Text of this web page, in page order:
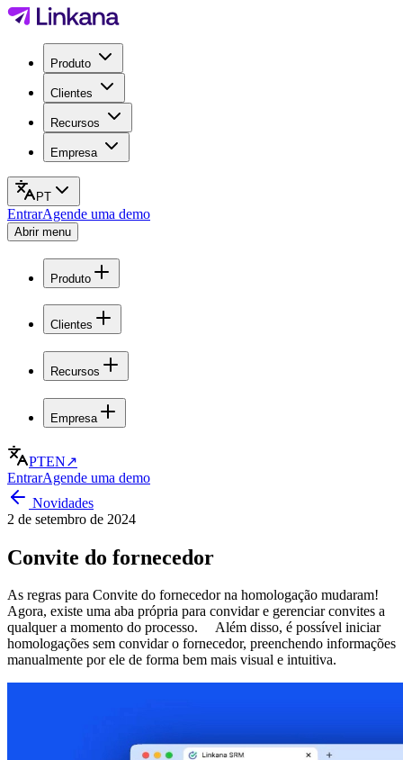
Produto
Clientes
Recursos
Empresa
PT
EntrarAgende uma demo
Abrir menu
Produto
Clientes
Recursos
Empresa
PTEN↗
EntrarAgende uma demo
Novidades
2 de setembro de 2024
Convite do fornecedor
As regras para Convite do fornecedor na homologação mudaram!
Agora, existe uma aba própria para convidar e gerenciar convites a
qualquer a momento do processo. Além disso, é possível iniciar
homologações sem convidar o fornecedor, preenchendo informações
manualmente por ele de forma bem mais visual e intuitiva.